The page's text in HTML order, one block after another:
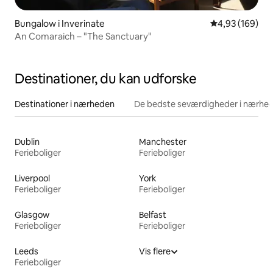
Bungalow i Inverinate 4,93 ud af 5 i
4,93 (169)
An Comaraich – "The Sanctuary"
Destinationer, du kan udforske
Destinationer i nærheden De bedste seværdigheder i
Dublin
Ferieboliger
Manchester
Ferieboliger
Liverpool
Ferieboliger
York
Ferieboliger
Glasgow
Ferieboliger
Belfast
Ferieboliger
Leeds
Ferieboliger
Vis flere